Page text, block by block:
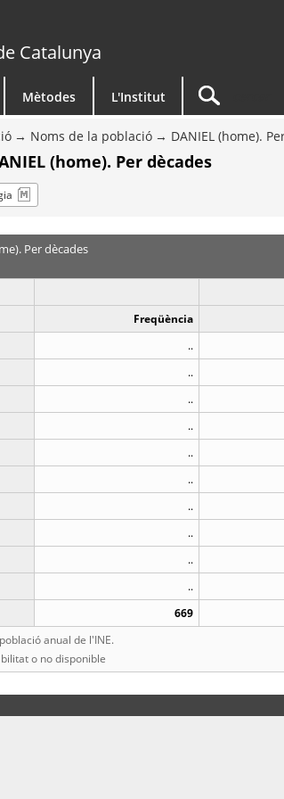
Catalunya
Mètodes L'Institut
Noms de la població DANIEL (home).
(home). Per dècades
Per dècades
Freqüència
..
..
..
..
..
..
..
..
..
..
669
anual de l'INE.
o no disponible